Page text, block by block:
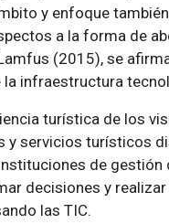
y enfoque
a la forma de
(2015), se
la infraestructura
turística de los
y servicios turísticos
de gestión
decisiones y
las TIC.